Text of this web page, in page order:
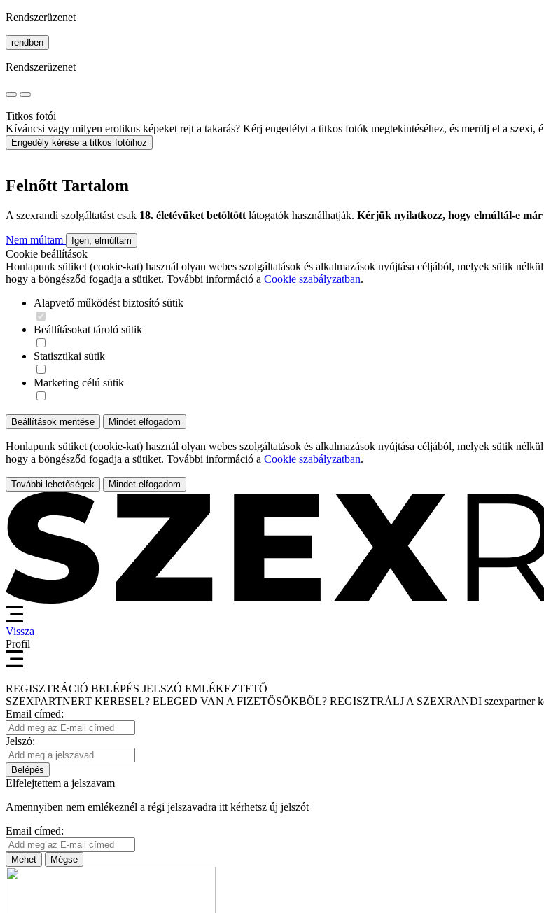
Rendszerüzenet
rendben
Rendszerüzenet
Titkos fotói
Kíváncsi vagy milyen erotikus képeket rejt a takarás? Kérj engedélyt a titkos fotók megtekintéséhez, és merülj el a szexi,
Engedély kérése a titkos fotóihoz
Felnőtt Tartalom
A szexrandi szolgáltatást csak 18. életévüket betöltött látogatók használhatják. Kérjük nyilatkozz, hogy elmúltál-e már
Nem múltam Igen, elmúltam
Cookie beállítások
Honlapunk sütiket (cookie-kat) használ olyan webes szolgáltatások és alkalmazások nyújtása céljából, melyek sütik
hogy a böngésződ fogadja a sütiket. További információ a Cookie szabályzatban.
Alapvető működést biztosító sütik
Beállításokat tároló sütik
Statisztikai sütik
Marketing célú sütik
Beállítások mentése Mindet elfogadom
Honlapunk sütiket (cookie-kat) használ olyan webes szolgáltatások és alkalmazások nyújtása céljából, melyek sütik
hogy a böngésződ fogadja a sütiket. További információ a Cookie szabályzatban.
További lehetőségek Mindet elfogadom
Vissza
Profil
REGISZTRÁCIÓ BELÉPÉS JELSZÓ EMLÉKEZTETŐ
SZEXPARTNERT KERESEL? ELEGED VAN A FIZETŐSÖKBŐL? REGISZTRÁLJ A SZEXRANDI szexpartner
Email címed:
Jelszó:
Belépés
Elfelejtettem a jelszavam
Amennyiben nem emlékeznél a régi jelszavadra itt kérhetsz új jelszót
Email címed:
Mehet Mégse